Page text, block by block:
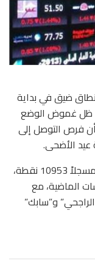
ضيق في بداية
ظل غموض الوضع
فرص التوصل إلى
عيد الأضحى.
انخفض المؤشر العام “تاسي” بنسبة 0.03% مسجلاً 10953 نقطة،
الماضية، مع
و”سابك”